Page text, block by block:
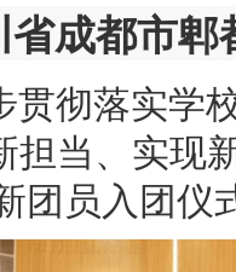
成都市
贯彻落实学
担当、实现
团员入团仪